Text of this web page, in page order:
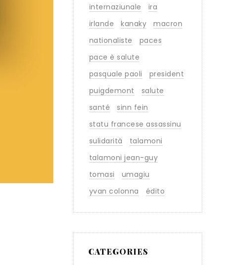
internaziunale
ira
irlande
kanaky
macron
nationaliste
paces
pace è salute
pasquale paoli
president
puigdemont
salute
santé
sinn fein
statu francese assassinu
sulidarità
talamoni
talamoni jean-guy
tomasi
umagiu
yvan colonna
édito
CATEGORIES